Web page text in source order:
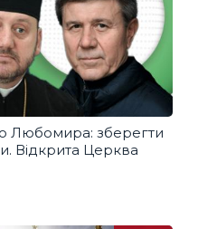
Любомира: зберегти
Відкрита Церква